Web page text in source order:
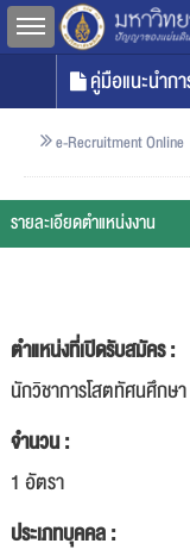
Toggle sidebar
คู่มือแนะนำก
e-Recruitment Online
รายละเอียดตำแหน่งงาน
ตำแหน่งที่เปิดรับสมัคร :
นักวิชาการโสตทัศนศึกษา
จำนวน :
1 อัตรา
ประเภทบุคคล :